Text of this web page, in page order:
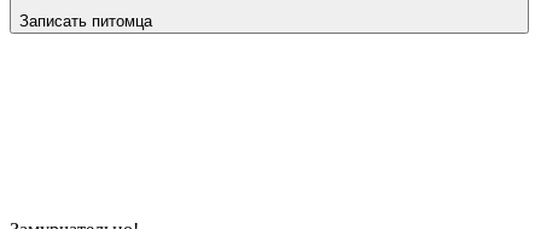
Записать питомца